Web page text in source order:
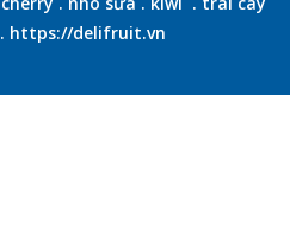
. https://delifruit.vn